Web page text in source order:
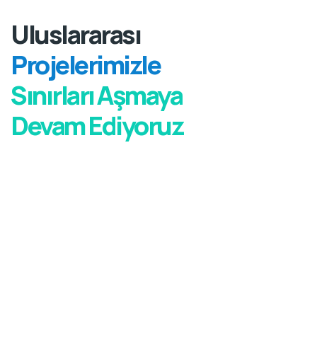
Uluslararası
Projelerimizle
Sınırları Aşmaya
Devam Ediyoruz